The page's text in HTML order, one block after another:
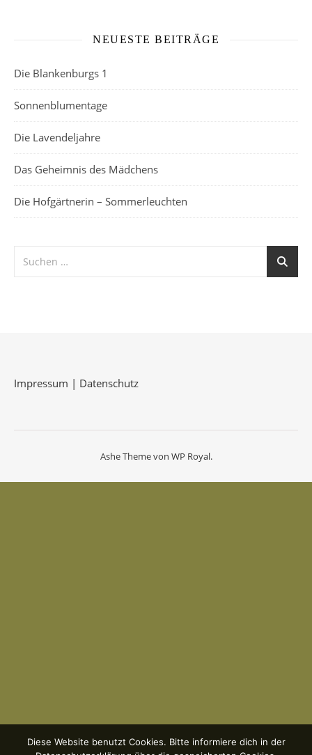
NEUESTE BEITRÄGE
Die Blankenburgs 1
Sonnenblumentage
Die Lavendeljahre
Das Geheimnis des Mädchens
Die Hofgärtnerin – Sommerleuchten
Impressum | Datenschutz
Ashe Theme von WP Royal.
Diese Website benutzt Cookies. Bitte informiere dich in der